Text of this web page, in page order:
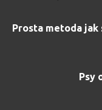
Prosta metoda
Psy